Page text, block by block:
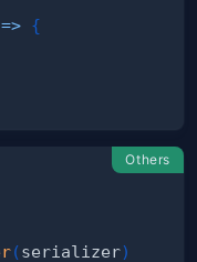
=> {
Others
(serializer)